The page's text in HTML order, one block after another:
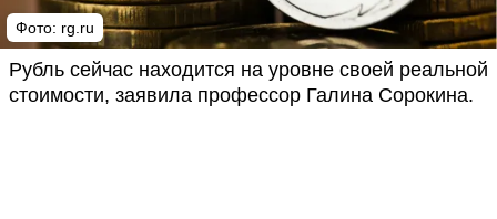
Фото: rg.ru
Рубль сейчас находится на уровне своей реальной
стоимости, заявила профессор Галина Сорокина.